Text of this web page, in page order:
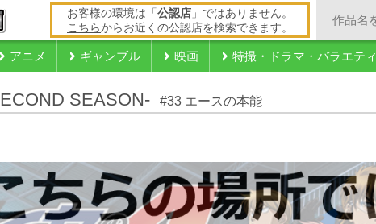
お客様の環境は「 公認店 」ではありません。
こちらからお近くの公認店を検索できます。
アニメ ギャンブル 映画 特撮・ドラマ・バラエティ
SEASON- #33 エースの本能